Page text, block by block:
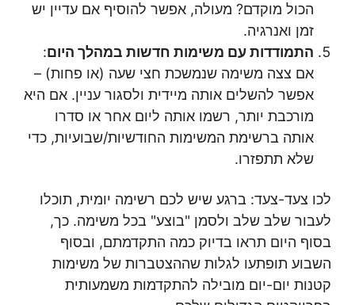
הכול מוקדם? מעולה, אפשר להוסיף אם עדיין יש
זמן ואנרגיה.
התמודדות עם משימות חדשות במהלך היום:
אם צצה משימה שנמשכת חצי שעה (או פחות) –
אפשר להשלים אותה מיידית ולסגור עניין. אם היא
מורכבת יותר, רשמו אותה ליום אחר או סדרו
אותה ברשימת המשימות החודשיות/שבועיות, כדי
שלא תתפזרו.
לכו צעד-צעד: ברגע שיש לכם רשימה יומית, תוכלו
לעבור שלב שלב ולסמן "בוצע" בכל משימה. כך,
בסוף היום תראו בדיוק כמה התקדמתם, ובסוף
השבוע תופתעו לגלות שההצטברות של משימות
קטנות יום-יום מובילה להתקדמות משמעותית